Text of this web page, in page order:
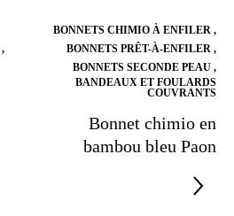
,
BONNETS CHIMIO À ENFILER ,
BONNETS PRÊT-À-ENFILER ,
BONNETS SECONDE PEAU ,
BANDEAUX ET FOULARDS
COUVRANTS
Bonnet chimio en
bambou bleu Paon